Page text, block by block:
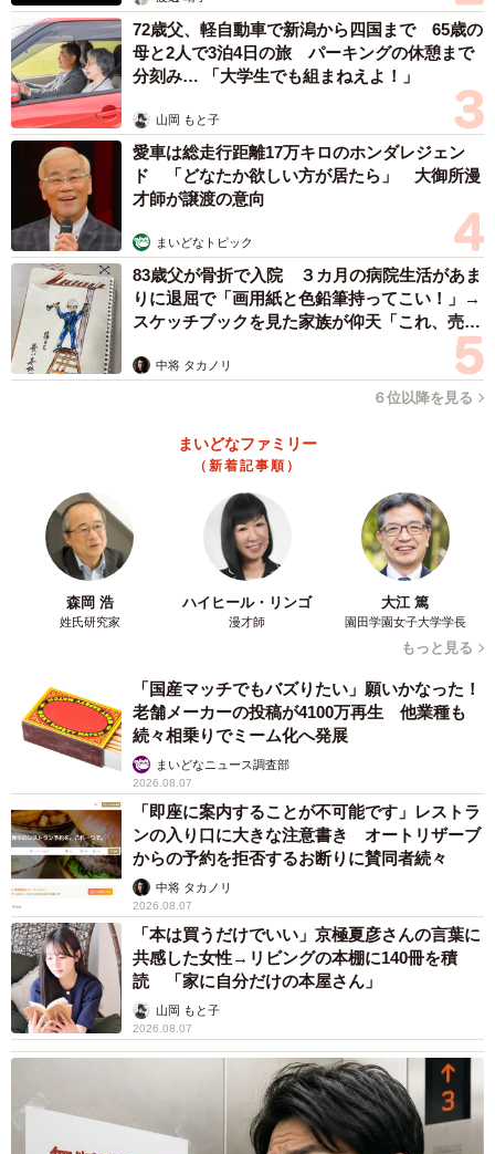
72歳父、軽自動車で新潟から四国まで 65歳の
母と2人で3泊4日の旅 パーキングの休憩まで
分刻み… 「大学生でも組まねえよ！」
山岡 もと子
愛車は総走行距離17万キロのホンダレジェン
ド 「どなたか欲しい方が居たら」 大御所漫
才師が譲渡の意向
まいどなトピック
83歳父が骨折で入院 ３カ月の病院生活があま
りに退屈で「画用紙と色鉛筆持ってこい！」→
スケッチブックを見た家族が仰天「これ、売れ
中将 タカノリ
６位以降を見る
まいどなファミリー
（新着記事順）
森岡 浩
姓氏研究家
ハイヒール・リンゴ
漫才師
大江 篤
園田学園女子大学学長
もっと見る
「国産マッチでもバズりたい」願いかなった！
老舗メーカーの投稿が4100万再生 他業種も
続々相乗りでミーム化へ発展
まいどなニュース調査部
2026.08.07
「即座に案内することが不可能です」レストラ
ンの入り口に大きな注意書き オートリザーブ
からの予約を拒否するお断りに賛同者続々
中将 タカノリ
2026.08.07
「本は買うだけでいい」京極夏彦さんの言葉に
共感した女性→リビングの本棚に140冊を積
読 「家に自分だけの本屋さん」
山岡 もと子
2026.08.07